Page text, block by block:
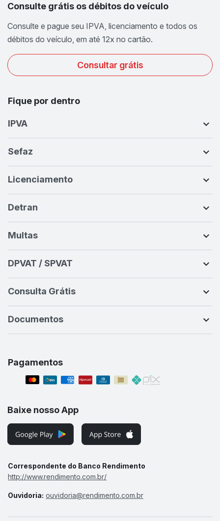
Consulte grátis os débitos do veículo
Consulte e pague seu IPVA, licenciamento e todos os
débitos do veículo, em até 12x no cartão.
Consultar grátis
Fique por dentro
IPVA
Sefaz
Licenciamento
Detran
Multas
DPVAT / SPVAT
Consulta Grátis
Documentos
Pagamentos
Baixe nosso App
Correspondente do Banco Rendimento
http://www.rendimento.com.br/
Ouvidoria: ouvidoria@rendimento.com.br